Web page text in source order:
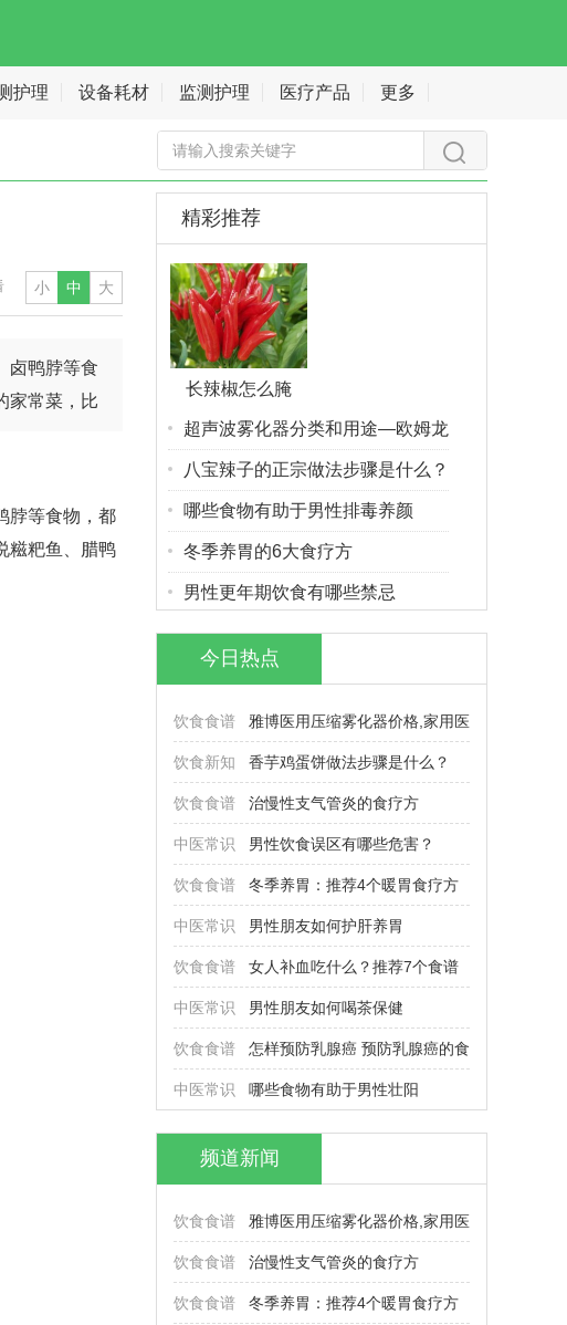
护理 设备耗材 监测护理 医疗产品 更多
小 中 大
卤鸭脖等食
家常菜，比
脖等食物，都
糍粑鱼、腊鸭
精彩推荐
长辣椒怎么腌
超声波雾化器分类和用途—欧姆龙
八宝辣子的正宗做法步骤是什么？
哪些食物有助于男性排毒养颜
冬季养胃的6大食疗方
男性更年期饮食有哪些禁忌
今日热点
饮食食谱 雅博医用压缩雾化器价格,家用医
饮食新知 香芋鸡蛋饼做法步骤是什么？
饮食食谱 治慢性支气管炎的食疗方
中医常识 男性饮食误区有哪些危害？
饮食食谱 冬季养胃：推荐4个暖胃食疗方
中医常识 男性朋友如何护肝养胃
饮食食谱 女人补血吃什么？推荐7个食谱
中医常识 男性朋友如何喝茶保健
饮食食谱 怎样预防乳腺癌 预防乳腺癌的食
中医常识 哪些食物有助于男性壮阳
频道新闻
饮食食谱 雅博医用压缩雾化器价格,家用医
饮食食谱 治慢性支气管炎的食疗方
饮食食谱 冬季养胃：推荐4个暖胃食疗方